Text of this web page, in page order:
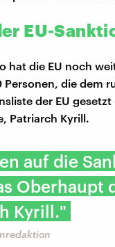
EU-
hat die EU noch
die dem
der EU
Patriarch Kyrill.
auf die
Oberhaupt
Kyrill."